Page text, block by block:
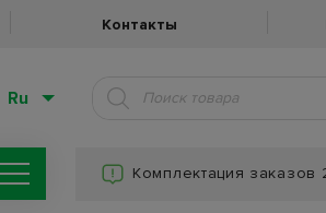
Контакты
Ru
Комплектация